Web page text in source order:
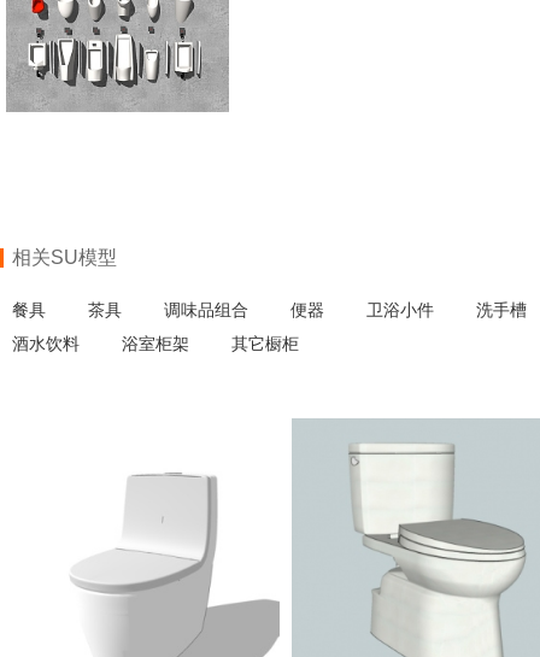
相关SU模型
餐具 茶具 调味品组合 便器 卫浴小件
洗手槽
酒水饮料
浴室柜架 其它橱柜